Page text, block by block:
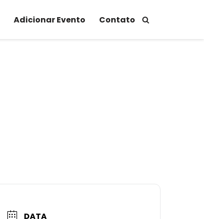
Adicionar Evento Contato
DATA